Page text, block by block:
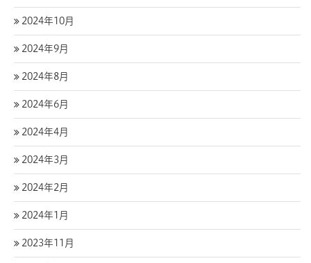
2024年10月
2024年9月
2024年8月
2024年6月
2024年4月
2024年3月
2024年2月
2024年1月
2023年11月